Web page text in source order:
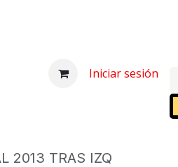
Centro de Ayuda
Iniciar sesión
2013 TRAS IZQ